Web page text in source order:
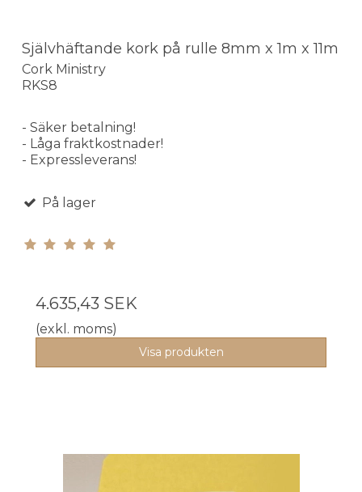
Självhäftande kork på rulle 8mm x 1m x 11m
Cork Ministry
RKS8
- Säker betalning!
- Låga fraktkostnader!
- Expressleverans!
På lager
4.635,43 SEK
(exkl. moms)
Visa produkten